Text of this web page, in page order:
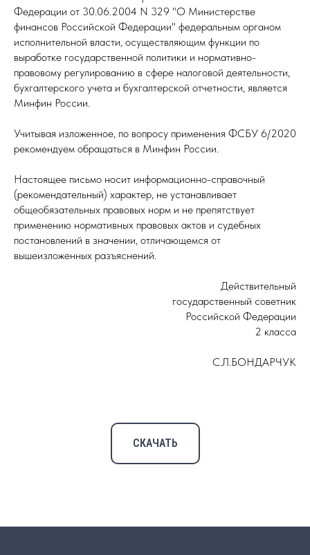
Федерации от 30.06.2004 N 329 "О Министерстве
финансов Российской Федерации" федеральным органом
исполнительной власти, осуществляющим функции по
выработке государственной политики и нормативно-
правовому регулированию в сфере налоговой деятельности,
бухгалтерского учета и бухгалтерской отчетности, является
Минфин России.
Учитывая изложенное, по вопросу применения ФСБУ 6/2020
рекомендуем обращаться в Минфин России.
Настоящее письмо носит информационно-справочный
(рекомендательный) характер, не устанавливает
общеобязательных правовых норм и не препятствует
применению нормативных правовых актов и судебных
постановлений в значении, отличающемся от
вышеизложенных разъяснений.
Действительный
государственный советник
Российской Федерации
2 класса
С.Л.БОНДАРЧУК
СКАЧАТЬ